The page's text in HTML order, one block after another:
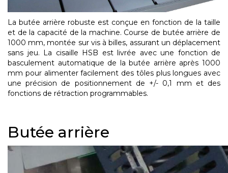
La butée arrière robuste est conçue en fonction de la taille
et de la capacité de la machine. Course de butée arrière de
1000 mm, montée sur vis à billes, assurant un déplacement
sans jeu. La cisaille HSB est livrée avec une fonction de
basculement automatique de la butée arrière après 1000
mm pour alimenter facilement des tôles plus longues avec
une précision de positionnement de +/- 0,1 mm et des
fonctions de rétraction programmables.
Butée arrière